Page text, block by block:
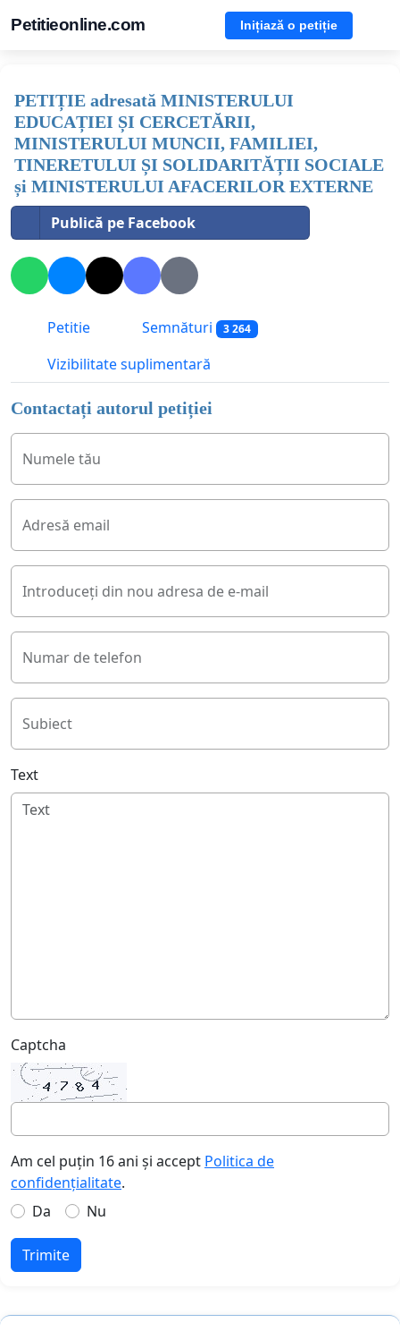
Petitieonline.com Inițiază o petiție
PETIȚIE adresată MINISTERULUI
EDUCAȚIEI ȘI CERCETĂRII,
MINISTERULUI MUNCII, FAMILIEI,
TINERETULUI ȘI SOLIDARITĂȚII SOCIALE
și MINISTERULUI AFACERILOR EXTERNE
Publică pe Facebook
Petitie Semnături 3 264
Vizibilitate suplimentară
Contactați autorul petiției
Numele tău
Adresă email
Introduceți din nou adresa de e-mail
Numar de telefon
Subiect
Text
Captcha
Am cel puțin 16 ani și accept Politica de
confidențialitate.
Da
Nu
Trimite